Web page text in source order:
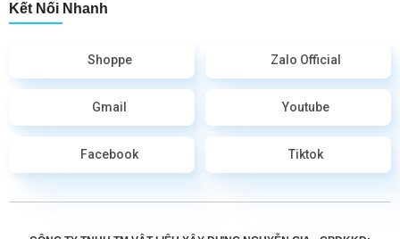
Kết Nối Nhanh
Shoppe Zalo Official
Gmail Youtube
Facebook Tiktok